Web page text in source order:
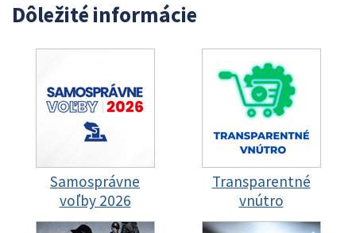
Dôležité informácie
Samosprávne
voľby 2026
Transparentné
vnútro